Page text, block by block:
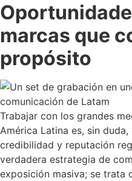
marcas que
propósito
Trabajar con los grandes
América Latina es, sin
credibilidad y reputación
verdadera estrategia de
exposición masiva; se trata